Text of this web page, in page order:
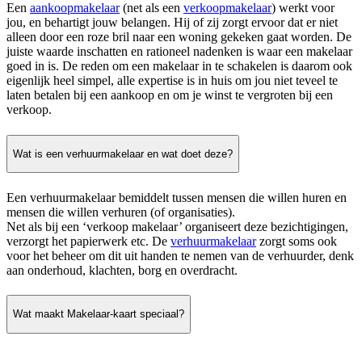
Een aankoopmakelaar(net als een verkoopmakelaar) werkt voor
jou, en behartigt jouw belangen. Hij of zij zorgt ervoor dat er niet
alleen door een roze bril naar een woning gekeken gaat worden. De
juiste waarde inschatten en rationeel nadenken is waar een makelaar
goed in is. De reden om een makelaar in te schakelen is daarom ook
eigenlijk heel simpel, alle expertise is in huis om jou niet teveel te
laten betalen bij een aankoop en om je winst te vergroten bij een
verkoop.
Wat is een verhuurmakelaar en wat doet deze?
Een verhuurmakelaar bemiddelt tussen mensen die willen huren en
mensen die willen verhuren (of organisaties).
Net als bij een ‘verkoop makelaar’ organiseert deze bezichtigingen,
verzorgt het papierwerk etc. De verhuurmakelaarzorgt soms ook
voor het beheer om dit uit handen te nemen van de verhuurder, denk
aan onderhoud, klachten, borg en overdracht.
Wat maakt Makelaar-kaart speciaal?